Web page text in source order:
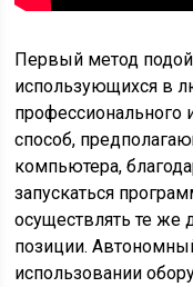
Первый метод
использующихся в
профессионального
способ,
компьютера,
запускаться
осуществлять те же
позиции.
использовании